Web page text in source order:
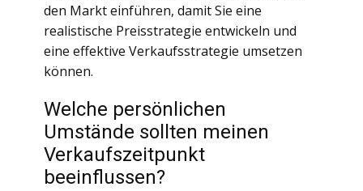
den Markt einführen, damit Sie eine
realistische Preisstrategie entwickeln und
eine effektive Verkaufsstrategie umsetzen
können.
Welche persönlichen
Umstände sollten meinen
Verkaufszeitpunkt
beeinflussen?